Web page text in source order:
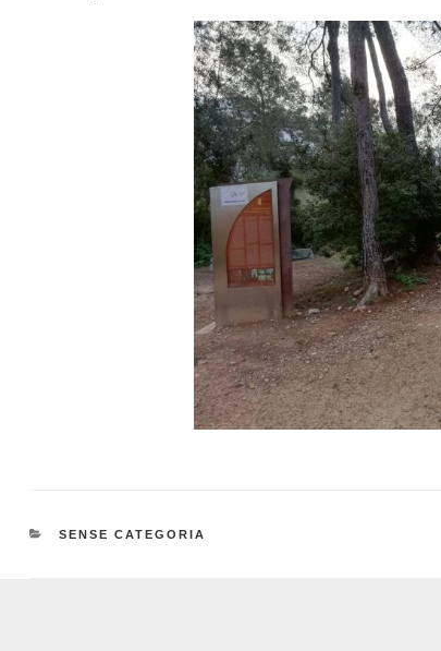
CATEGORIES
SENSE CATEGORIA